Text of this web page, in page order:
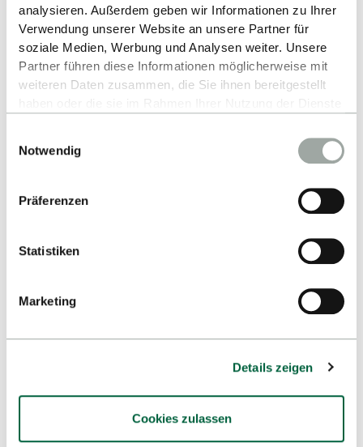
analysieren. Außerdem geben wir Informationen zu Ihrer
Verwendung unserer Website an unsere Partner für
soziale Medien, Werbung und Analysen weiter. Unsere
Partner führen diese Informationen möglicherweise mit
weiteren Daten zusammen, die Sie ihnen bereitgestellt
Alles zum Thema Cookies und personenbezogene
Datenverarbeitung entnehmen Sie unserer
Notwendig
Präferenzen
Statistiken
Marketing
Details zeigen
Cookies zulassen
Academic Development/ Reutlingen Didactics Institute